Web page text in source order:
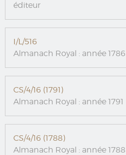
éditeur
I/L/516
Almanach Royal : année 1786
CS/4/16 (1791)
Almanach Royal : année 1791
CS/4/16 (1788)
Almanach Royal : année 1788